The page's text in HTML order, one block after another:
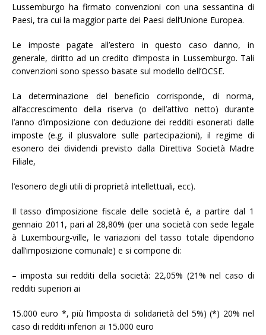
Lussemburgo ha firmato convenzioni con una sessantina di
Paesi, tra cui la maggior parte dei Paesi dell’Unione Europea.
Le imposte pagate all’estero in questo caso danno, in
generale, diritto ad un credito d’imposta in Lussemburgo. Tali
convenzioni sono spesso basate sul modello dell’OCSE.
La determinazione del beneficio corrisponde, di norma,
all’accrescimento della riserva (o dell’attivo netto) durante
l’anno d’imposizione con deduzione dei redditi esonerati dalle
imposte (e.g. il plusvalore sulle partecipazioni), il regime di
esonero dei dividendi previsto dalla Direttiva Società Madre
Filiale,
l’esonero degli utili di proprietà intellettuali, ecc).
Il tasso d’imposizione fiscale delle società é, a partire dal 1
gennaio 2011, pari al 28,80% (per una società con sede legale
à Luxembourg-ville, le variazioni del tasso totale dipendono
dall’imposizione comunale) e si compone di:
– imposta sui redditi della società: 22,05% (21% nel caso di
redditi superiori ai
15.000 euro *, più l’imposta di solidarietà del 5%) (*) 20% nel
caso di redditi inferiori ai 15.000 euro